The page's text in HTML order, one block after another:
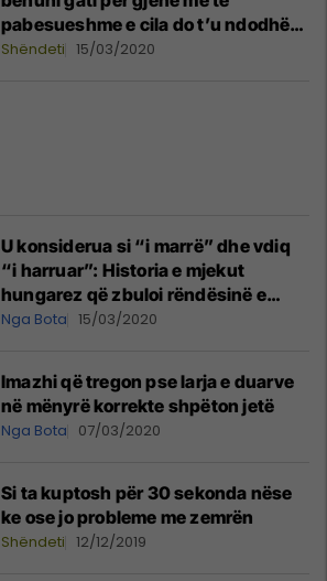
pabesueshme e cila do t’u ndodhë
krahëve tuaj
Shëndeti 15/03/2020
U konsiderua si “i marrë” dhe vdiq
“i harruar”: Historia e mjekut
hungarez që zbuloi rëndësinë e
larjes së duarve
Nga Bota 15/03/2020
Imazhi që tregon pse larja e duarve
në mënyrë korrekte shpëton jetë
Nga Bota 07/03/2020
Si ta kuptosh për 30 sekonda nëse
ke ose jo probleme me zemrën
Shëndeti 12/12/2019